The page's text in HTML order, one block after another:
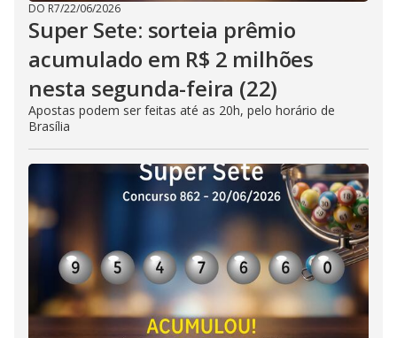
DO R7/22/06/2026
Super Sete: sorteia prêmio
acumulado em R$ 2 milhões
nesta segunda-feira (22)
Apostas podem ser feitas até as 20h, pelo horário de
Brasília